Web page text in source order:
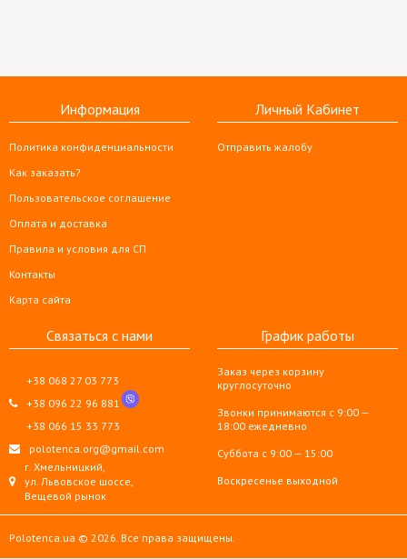
Информация
Политика конфиденциальности
Как заказать?
Пользовательское соглашение
Оплата и доставка
Правила и условия для СП
Контакты
Карта сайта
Личный Кабинет
Отправить жалобу
Связаться с нами
+38 068 27 03 773
+38 096 22 96 881
+38 066 15 33 773
polotenca.org@gmail.com
г. Хмельницкий,
ул. Львовское шоссе,
Вещевой рынок
График работы
Заказ через корзину
круглосуточно
Звонки принимаются с 9:00 —
18:00 ежедневно
Суббота с 9:00 — 15:00
Воскресенье выходной
Polotenca.ua © 2026. Все права защищены.